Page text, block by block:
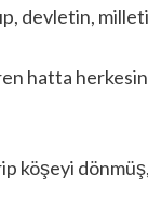
devletin,
hatta
köşeyi